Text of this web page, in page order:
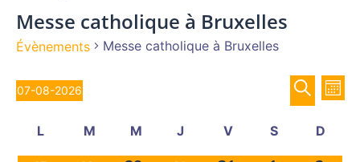
Messe catholique à Bruxelles
Évènements Messe catholique à Bruxelles
Évènements
et
de
de
MOIS
07-08-2026
date.
Calendrier
de
L
lundi
M
mardi
M
mercredi
J
jeudi
V
vendredi
S
samedi
D